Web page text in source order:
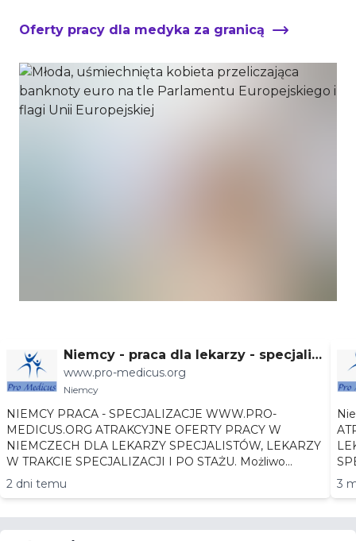
Oferty pracy dla medyka za granicą
Niemcy - praca dla lekarzy - specjaliz
acje
www.pro-medicus.org
Niemcy
NIEMCY PRACA - SPECJALIZACJE WWW.PRO-
MEDICUS.ORG ATRAKCYJNE OFERTY PRACY W
NIEMCZECH DLA LEKARZY SPECJALISTÓW, LEKARZY
W TRAKCIE SPECJALIZACJI I PO STAŻU. Możliwo...
2 dni temu
3